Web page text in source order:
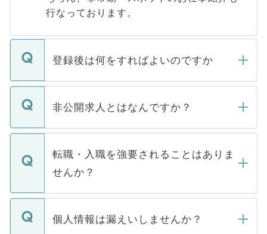
行なっております。
登録後は何をすればよいのですか
ご登録いただきましたら、弊社担当者がご
登録内容を確認し、その後メールもしくは
ます。通常、5営業日以内にはご連絡をせて
いただきますので、しばらくお待ちくださ
非公開求人とはなんですか？
マイナビDOCTORで取り扱っている求人の
うち約3割は、Webサイトからご覧いただ
けない「非公開求人」です。非公開求人は
下記の理由によって、一般には公開してい
ません。
■応募殺到を避けるため 人気のある医療機
転職・入職を強要されることはありま
せんか？
転職・入職を強要することは一切ありませ
ん。また、仮に応募先から内定をいただい
個人情報は漏えいしませんか？